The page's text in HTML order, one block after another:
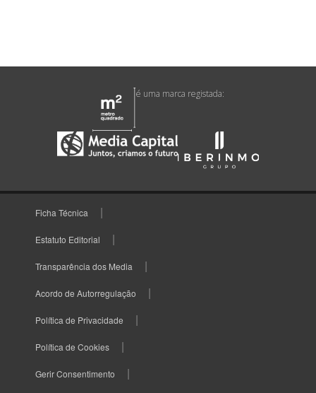
é uma marca registada:
Ficha Técnica
Estatuto Editorial
Transparência dos Media
Acordo de Autorregulação
Política de Privacidade
Política de Cookies
Gerir Consentimento